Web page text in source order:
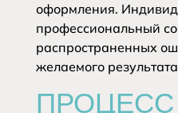
оформления.
профессиональный
распространенных
желаемого